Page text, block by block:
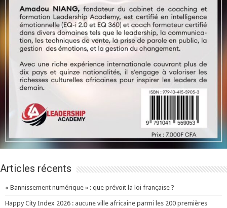
Articles récents
« Bannissement numérique » : que prévoit la loi française ?
Happy City Index 2026 : aucune ville africaine parmi les 200 premières